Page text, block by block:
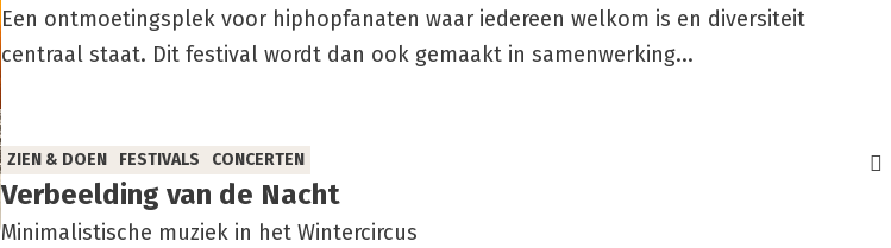
Een ontmoetingsplek voor hiphopfanaten waar iedereen welkom is en diversiteit
centraal staat. Dit festival wordt dan ook gemaakt in samenwerking...
Ver­beel­ding van de Nacht
Minimalistische muziek in het Wintercircus
ZIEN & DOEN FESTIVALS CONCERTEN